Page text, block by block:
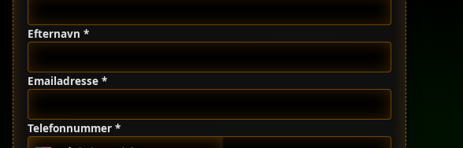
Efternavn *
Emailadresse *
Telefonnummer *